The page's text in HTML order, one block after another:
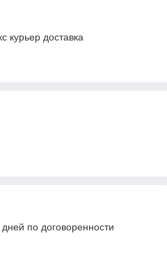
курьер доставка
по договоренности